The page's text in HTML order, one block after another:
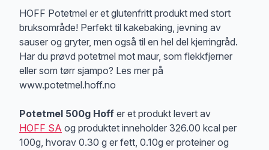
Produktbeskrivelse
HOFF Potetmel er et glutenfritt produkt med stort
bruksområde! Perfekt til kakebaking, jevning av
sauser og gryter, men også til en hel del kjerringråd.
Har du prøvd potetmel mot maur, som flekkfjerner
eller som tørr sjampo? Les mer på
www.potetmel.hoff.no
Potetmel 500g Hoff er et produkt levert av
HOFF SA og produktet inneholder 326.00 kcal per
100g, hvorav 0.30 g er fett, 0.10g er proteiner og